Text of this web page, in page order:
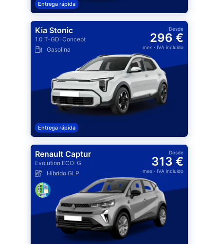
Entrega rápida
Kia Stonic
1.0 T-GDi Concept
Gasolina
Desde
296 €
mes· IVA incluido
Entrega rápida
Renault Captur
Evolution ECO-G
Híbrido GLP
Desde
313 €
mes· IVA incluido